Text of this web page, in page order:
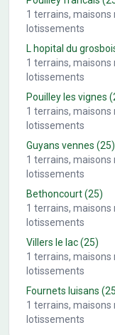
1 terrains,
lotissements
L hopital du
1 terrains,
lotissements
Pouilley les vignes
1 terrains,
lotissements
Guyans vennes (25)
1 terrains,
lotissements
Bethoncourt(25)
1 terrains,
lotissements
Villers le lac(25)
1 terrains,
lotissements
Fournets luisans
1 terrains,
lotissements